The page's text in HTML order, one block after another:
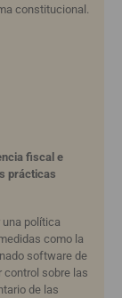
constitucional.
fiscal e
prácticas
una política
como la
software de
control sobre las
de las